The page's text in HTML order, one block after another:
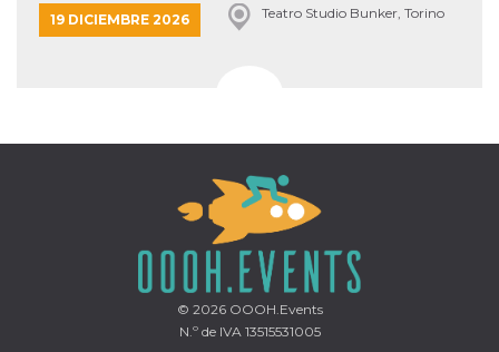
19 DICIEMBRE 2026 Teatro Studio Bunker, Torino
© 2026OOOH.Events
N.º de IVA 13515531005